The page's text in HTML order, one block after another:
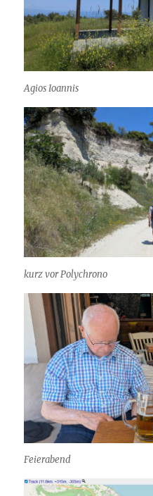
Agios Ioannis
kurz vor Polychrono
Feierabend